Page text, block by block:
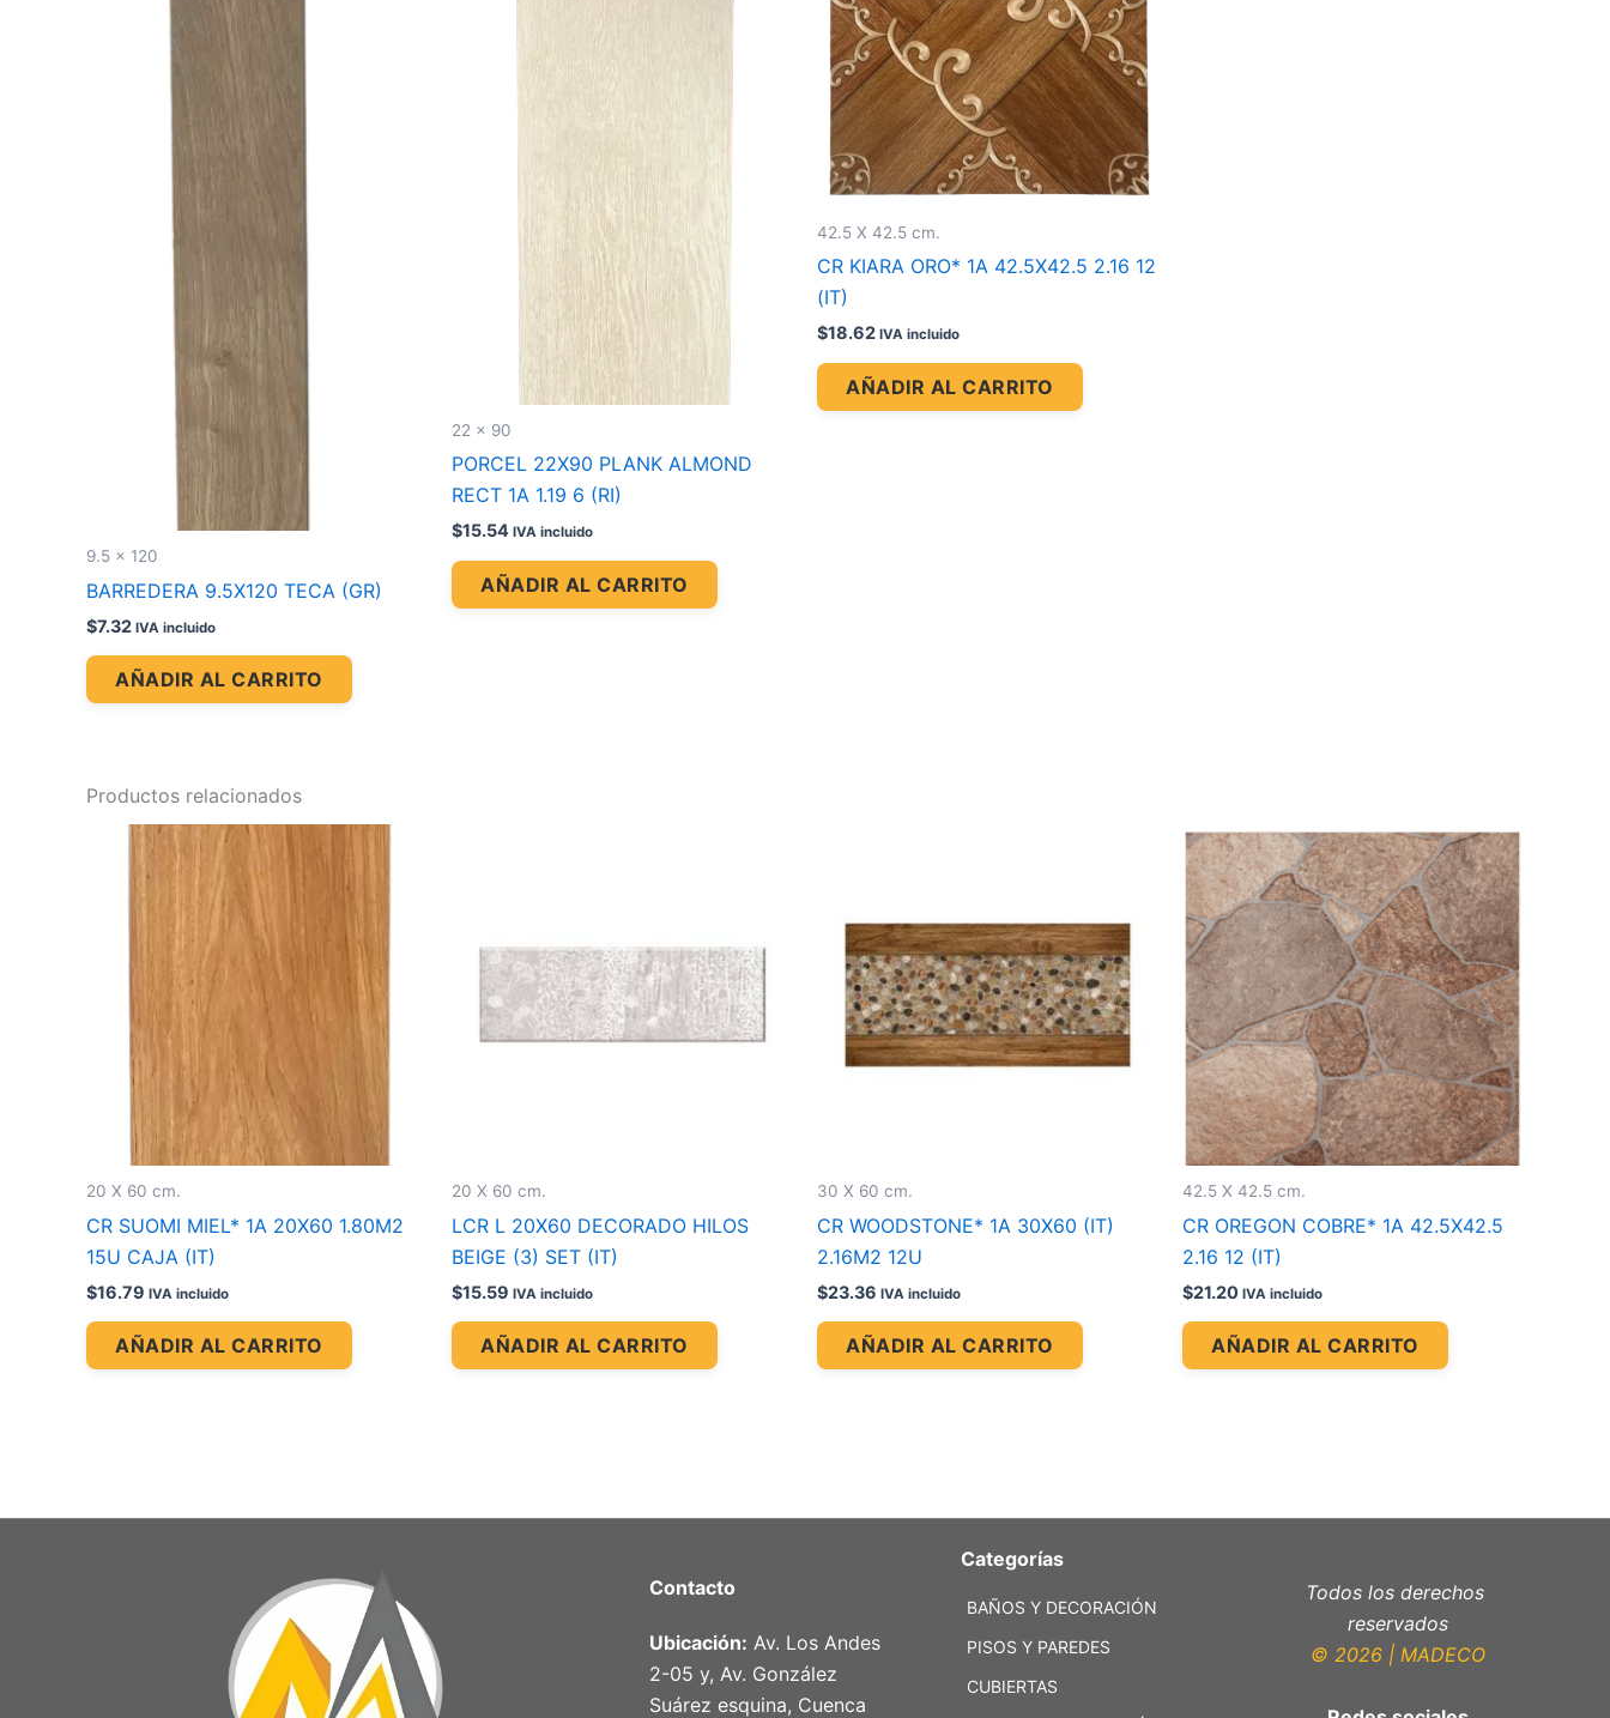
9.5 x 120
BARREDERA 9.5X120 TECA (GR)
$7.32 IVA incluido
AÑADIR AL CARRITO
22 x 90
PORCEL 22X90 PLANK ALMOND
RECT 1A 1.19 6 (RI)
$15.54 IVA incluido
AÑADIR AL CARRITO
42.5 X 42.5 cm.
CR KIARA ORO* 1A 42.5X42.5 2.16 12
(IT)
$18.62 IVA incluido
AÑADIR AL CARRITO
Productos relacionados
20 X 60 cm.
CR SUOMI MIEL* 1A 20X60 1.80M2
15U CAJA (IT)
$16.79 IVA incluido
AÑADIR AL CARRITO
20 X 60 cm.
LCR L 20X60 DECORADO HILOS
BEIGE (3) SET (IT)
$15.59 IVA incluido
AÑADIR AL CARRITO
30 X 60 cm.
CR WOODSTONE* 1A 30X60 (IT)
2.16M2 12U
$23.36 IVA incluido
AÑADIR AL CARRITO
42.5 X 42.5 cm.
CR OREGON COBRE* 1A 42.5X42.5
2.16 12 (IT)
$21.20 IVA incluido
AÑADIR AL CARRITO
Contacto
Ubicación: Av. Los Andes
2-05 y, Av. González
Suárez esquina, Cuenca
Categorías
BAÑOS Y DECORACIÓN
PISOS Y PAREDES
CUBIERTAS
Todos los derechos
reservados
© 2026 | MADECO